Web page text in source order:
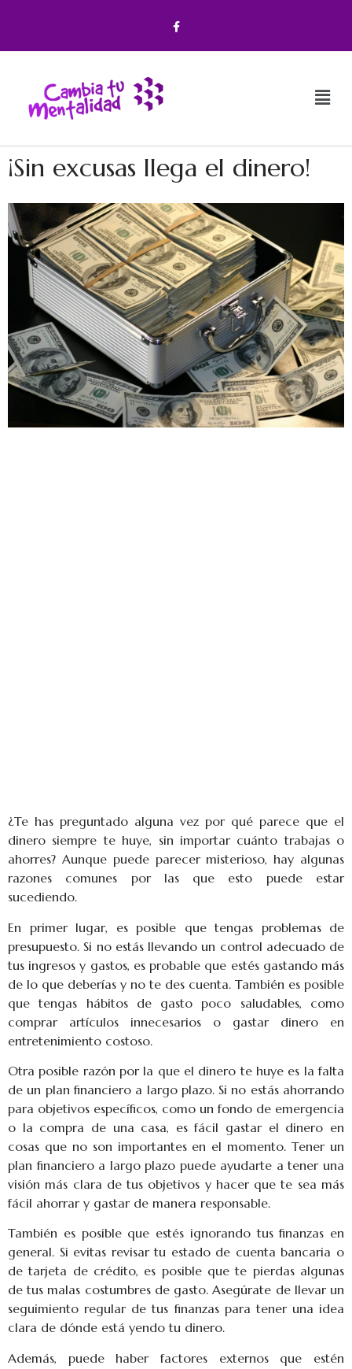
¡Sin excusas llega el dinero!
¿Te has preguntado alguna vez por qué parece que el
dinero siempre te huye, sin importar cuánto trabajas o
ahorres? Aunque puede parecer misterioso, hay algunas
razones comunes por las que esto puede estar
sucediendo.
En primer lugar, es posible que tengas problemas de
presupuesto. Si no estás llevando un control adecuado de
tus ingresos y gastos, es probable que estés gastando más
de lo que deberías y no te des cuenta. También es posible
que tengas hábitos de gasto poco saludables, como
comprar artículos innecesarios o gastar dinero en
entretenimiento costoso.
Otra posible razón por la que el dinero te huye es la falta
de un plan financiero a largo plazo. Si no estás ahorrando
para objetivos específicos, como un fondo de emergencia
o la compra de una casa, es fácil gastar el dinero en
cosas que no son importantes en el momento. Tener un
plan financiero a largo plazo puede ayudarte a tener una
visión más clara de tus objetivos y hacer que te sea más
fácil ahorrar y gastar de manera responsable.
También es posible que estés ignorando tus finanzas en
general. Si evitas revisar tu estado de cuenta bancaria o
de tarjeta de crédito, es posible que te pierdas algunas
de tus malas costumbres de gasto. Asegúrate de llevar un
seguimiento regular de tus finanzas para tener una idea
clara de dónde está yendo tu dinero.
Además, puede haber factores externos que estén